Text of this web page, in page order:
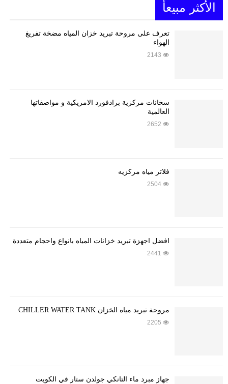
الأكثر مبيعأ
تعرف على مروحة تبريد خزان المياه مضخة تفريغ
الهواء
2143
سخانات مركزية برادفورد الامريكية و مواصفاتها
العالمية
2652
فلاتر مياه مركزيه
2504
أفضل أجهزة تبريد خزانات المياه بأنواع وأحجام متعددة
2441
مروحة تبريد مياه الخزان CHILLER WATER TANK
2205
جهاز مبرد ماء التانكي جولدن ستار في الكويت